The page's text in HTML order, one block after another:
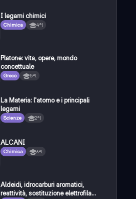
I legami chimici
Chimica 4ªl
Platone: vita, opere, mondo
concettuale
Greco 5ªl
La Materia: l'atomo e i principali
legami
Scienze 2ªl
ALCANI
Chimica 3ªl
Aldeidi, idrocarburi aromatici,
reattività, sostituzione elettrofila